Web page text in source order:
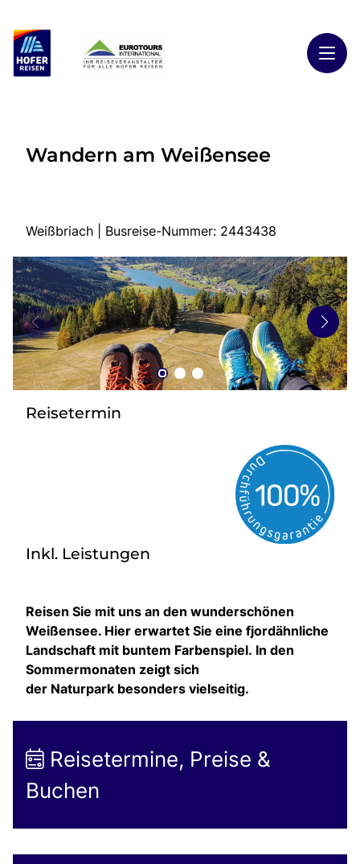
Highlights
Start
Busreisen
Kontakt
zurück zu HOFER REISEN
Wandern am Weißensee
Weißbriach | Busreise-Nummer: 2443438
Reisetermin
Inkl. Leistungen
Reisen Sie mit uns an den wunderschönen
Weißensee. Hier erwartet Sie eine fjordähnliche
Landschaft mit buntem Farbenspiel. In den
Sommermonaten zeigt sich
der Naturpark besonders vielseitig.
Reisetermine, Preise &
Buchen